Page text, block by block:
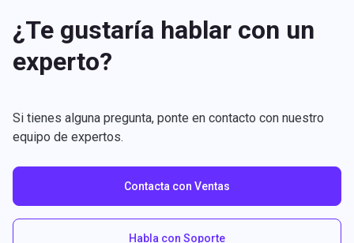
¿Te gustaría hablar con un
experto?
Si tienes alguna pregunta, ponte en contacto con nuestro
equipo de expertos.
Contacta con Ventas
Habla con Soporte